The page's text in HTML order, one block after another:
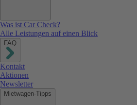
Was ist Car Check?
Alle Leistungen auf einen Blick
FAQ
Kontakt
Aktionen
Newsletter
Mietwagen-Tipps